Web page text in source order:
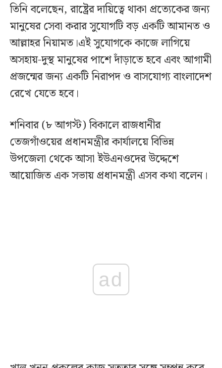
তিনি বলেছেন, রাষ্ট্রের দায়িত্বে থাকা প্রত্যেকের জন্য
মানুষের সেবা করার সুযোগটি বড় একটি আমানত ও
আল্লাহর নিয়ামত।এই সুযোগকে কাজে লাগিয়ে
অসহায়-দুস্থ মানুষের পাশে দাঁড়াতে হবে এবং আগামী
প্রজন্মের জন্য একটি নিরাপদ ও বাসযোগ্য বাংলাদেশ
রেখে যেতে হবে।
শনিবার (৮ আগস্ট) বিকালে রাজধানীর
তেজগাঁওয়ের প্রধানমন্ত্রীর কার্যালয়ে বিভিন্ন
উপজেলা থেকে আসা ইউএনওদের উদ্দেশে
আয়োজিত এক সভায় প্রধানমন্ত্রী এসব কথা বলেন।
ad